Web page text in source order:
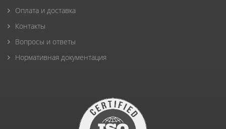
Оплата и доставка
Контакты
Вопросы и ответы
Нормативная документация